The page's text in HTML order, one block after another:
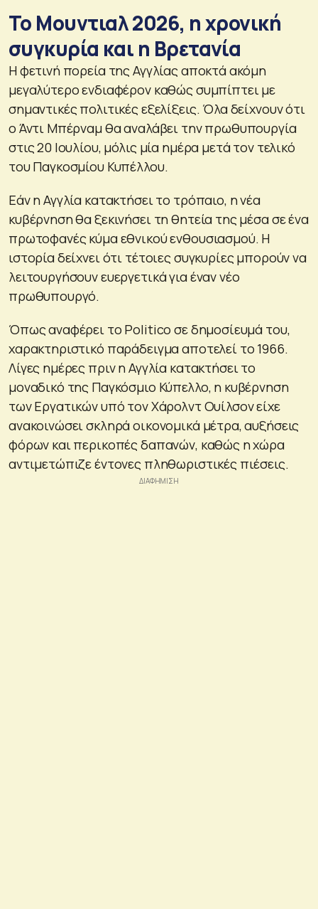
Το Μουντιαλ 2026, η χρονική
συγκυρία και η Βρετανία
Η φετινή πορεία της Αγγλίας αποκτά ακόμη
μεγαλύτερο ενδιαφέρον καθώς συμπίπτει με
σημαντικές πολιτικές εξελίξεις. Όλα δείχνουν ότι
ο Άντι Μπέρναμ θα αναλάβει την πρωθυπουργία
στις 20 Ιουλίου, μόλις μία ημέρα μετά τον τελικό
του Παγκοσμίου Κυπέλλου.
Εάν η Αγγλία κατακτήσει το τρόπαιο, η νέα
κυβέρνηση θα ξεκινήσει τη θητεία της μέσα σε ένα
πρωτοφανές κύμα εθνικού ενθουσιασμού. Η
ιστορία δείχνει ότι τέτοιες συγκυρίες μπορούν να
λειτουργήσουν ευεργετικά για έναν νέο
πρωθυπουργό.
Όπως αναφέρει το Politico σε δημοσίευμά του,
χαρακτηριστικό παράδειγμα αποτελεί το 1966.
Λίγες ημέρες πριν η Αγγλία κατακτήσει το
μοναδικό της Παγκόσμιο Κύπελλο, η κυβέρνηση
των Εργατικών υπό τον Χάρολντ Ουίλσον είχε
ανακοινώσει σκληρά οικονομικά μέτρα, αυξήσεις
φόρων και περικοπές δαπανών, καθώς η χώρα
αντιμετώπιζε έντονες πληθωριστικές πιέσεις.